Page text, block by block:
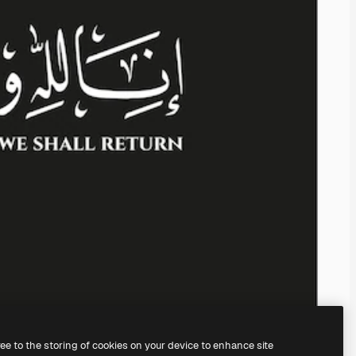
to the storing of cookies on your device to enhance site